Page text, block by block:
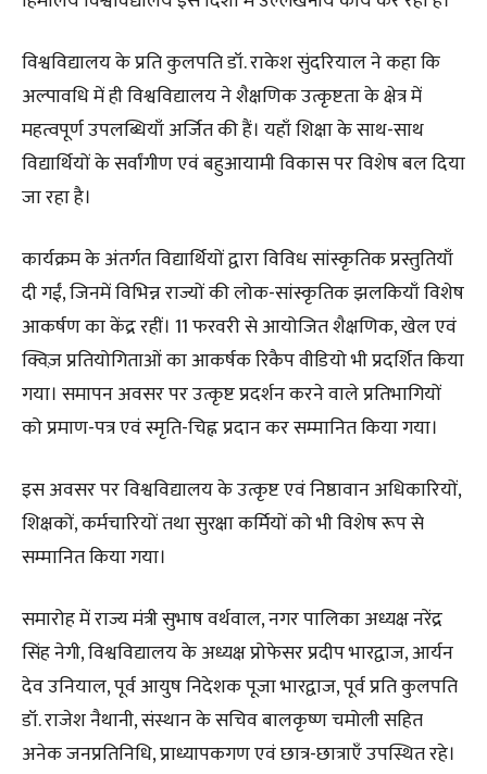
विश्वविद्यालय के प्रति कुलपति डॉ. राकेश सुंदरियाल ने कहा कि
अल्पावधि में ही विश्वविद्यालय ने शैक्षणिक उत्कृष्टता के क्षेत्र में
महत्वपूर्ण उपलब्धियाँ अर्जित की हैं। यहाँ शिक्षा के साथ-साथ
विद्यार्थियों के सर्वांगीण एवं बहुआयामी विकास पर विशेष बल दिया
जा रहा है।
कार्यक्रम के अंतर्गत विद्यार्थियों द्वारा विविध सांस्कृतिक प्रस्तुतियाँ
दी गईं, जिनमें विभिन्न राज्यों की लोक-सांस्कृतिक झलकियाँ विशेष
आकर्षण का केंद्र रहीं। 11 फरवरी से आयोजित शैक्षणिक, खेल एवं
क्विज़ प्रतियोगिताओं का आकर्षक रिकैप वीडियो भी प्रदर्शित किया
गया। समापन अवसर पर उत्कृष्ट प्रदर्शन करने वाले प्रतिभागियों
को प्रमाण-पत्र एवं स्मृति-चिह्न प्रदान कर सम्मानित किया गया।
इस अवसर पर विश्वविद्यालय के उत्कृष्ट एवं निष्ठावान अधिकारियों,
शिक्षकों, कर्मचारियों तथा सुरक्षा कर्मियों को भी विशेष रूप से
सम्मानित किया गया।
समारोह में राज्य मंत्री सुभाष वर्थवाल, नगर पालिका अध्यक्ष नरेंद्र
सिंह नेगी, विश्वविद्यालय के अध्यक्ष प्रोफेसर प्रदीप भारद्वाज, आर्यन
देव उनियाल, पूर्व आयुष निदेशक पूजा भारद्वाज, पूर्व प्रति कुलपति
डॉ. राजेश नैथानी, संस्थान के सचिव बालकृष्ण चमोली सहित
अनेक जनप्रतिनिधि, प्राध्यापकगण एवं छात्र-छात्राएँ उपस्थित रहे।